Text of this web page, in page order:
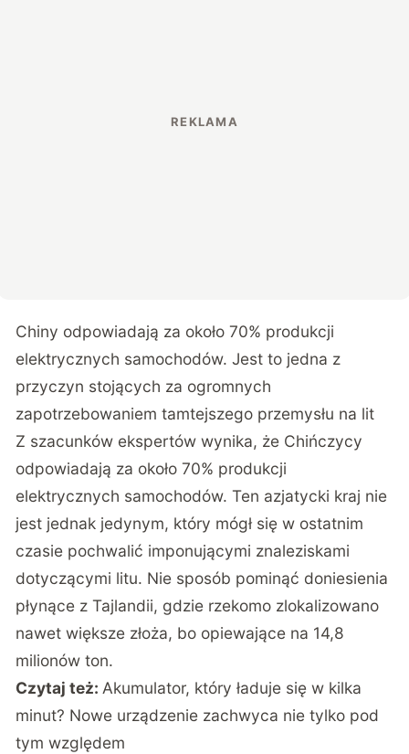
Chiny odpowiadają za około 70% produkcji
elektrycznych samochodów. Jest to jedna z
przyczyn stojących za ogromnych
zapotrzebowaniem tamtejszego przemysłu na lit
Z szacunków ekspertów wynika, że Chińczycy
odpowiadają za około 70% produkcji
elektrycznych samochodów. Ten azjatycki kraj nie
jest jednak jedynym, który mógł się w ostatnim
czasie pochwalić imponującymi znaleziskami
dotyczącymi litu. Nie sposób pominąć doniesienia
płynące z Tajlandii, gdzie rzekomo zlokalizowano
nawet większe złoża, bo opiewające na 14,8
milionów ton.
Czytaj też: Akumulator, który ładuje się w kilka
minut? Nowe urządzenie zachwyca nie tylko pod
tym względem